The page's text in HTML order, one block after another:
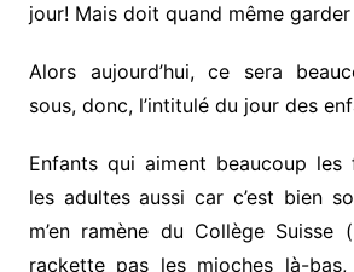
jour! Mais doit quand même
Alors aujourd’hui, ce sera
sous, donc, l’intitulé du jour des
Enfants qui aiment beaucoup les
les adultes aussi car c’est bien
m’en ramène du Collège Suisse
rackette pas les mioches là-